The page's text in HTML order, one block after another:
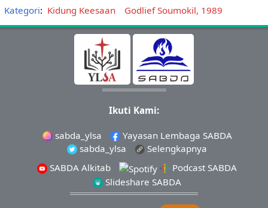
Kategori: Kidung Keesaan Godlief Soumokil, 1989
Ikuti Kami:
sabda_ylsa
Yayasan Lembaga SABDA
sabda_ylsa
Selengkapnya
SABDA Alkitab
Podcast SABDA
Slideshare SABDA